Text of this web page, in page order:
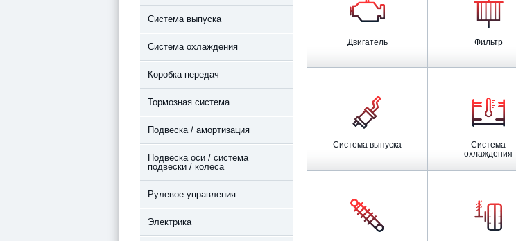
Система выпуска
Система охлаждения
Коробка передач
Тормозная система
Подвеска / амортизация
Подвеска оси / система
подвески / колеса
Рулевое управления
Электрика
Двигатель Фильтр
Система выпуска
Система
охлаждения